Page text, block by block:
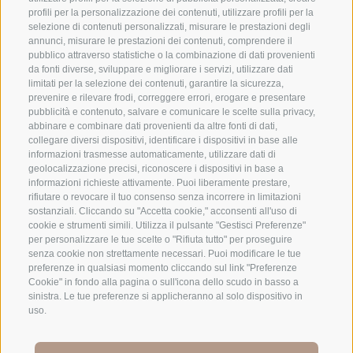
profili per la personalizzazione dei contenuti, utilizzare profili per la
selezione di contenuti personalizzati, misurare le prestazioni degli
annunci, misurare le prestazioni dei contenuti, comprendere il
pubblico attraverso statistiche o la combinazione di dati provenienti
da fonti diverse, sviluppare e migliorare i servizi, utilizzare dati
limitati per la selezione dei contenuti, garantire la sicurezza,
prevenire e rilevare frodi, correggere errori, erogare e presentare
pubblicità e contenuto, salvare e comunicare le scelte sulla privacy,
abbinare e combinare dati provenienti da altre fonti di dati,
collegare diversi dispositivi, identificare i dispositivi in base alle
informazioni trasmesse automaticamente, utilizzare dati di
geolocalizzazione precisi, riconoscere i dispositivi in base a
informazioni richieste attivamente. Puoi liberamente prestare,
rifiutare o revocare il tuo consenso senza incorrere in limitazioni
sostanziali. Cliccando su "Accetta cookie," acconsenti all'uso di
cookie e strumenti simili. Utilizza il pulsante "Gestisci Preferenze"
per personalizzare le tue scelte o "Rifiuta tutto" per proseguire
senza cookie non strettamente necessari. Puoi modificare le tue
preferenze in qualsiasi momento cliccando sul link "Preferenze
Cookie" in fondo alla pagina o sull'icona dello scudo in basso a
sinistra. Le tue preferenze si applicheranno al solo dispositivo in
uso.
San Vigilio 18
I-39040 Siusi allo Sciliar
info@plattkofel.com
Mobile:
+39 334 9569626
Tel:+39 0462 601 721
chiama alle ore 9 -11 e alle ore 19 - 21